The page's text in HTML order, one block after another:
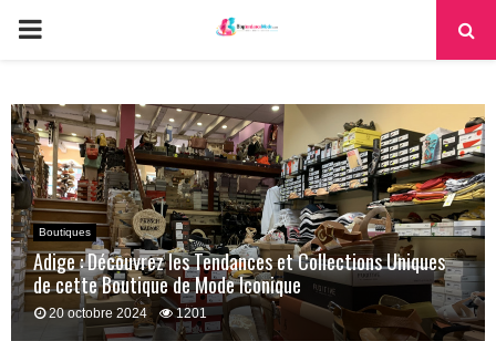
PRIMARY
Boutiques
Adige : Découvrez les Tendances et Collections Uniques
de cette Boutique de Mode Iconique
20 octobre 2024 1201